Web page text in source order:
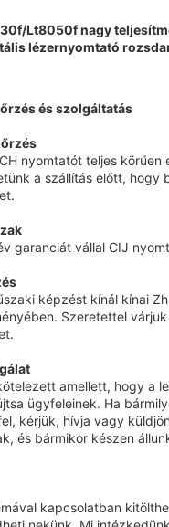
és szolgáltatás
nyomtatót teljes körűen
a szállítás előtt, hogy
garanciát vállal CIJ
képzést kínál kínai
Szeretettel
amellett, hogy a
ügyfeleinek. Ha
kérjük, hívja vagy
és bármikor készen
kapcsolatban